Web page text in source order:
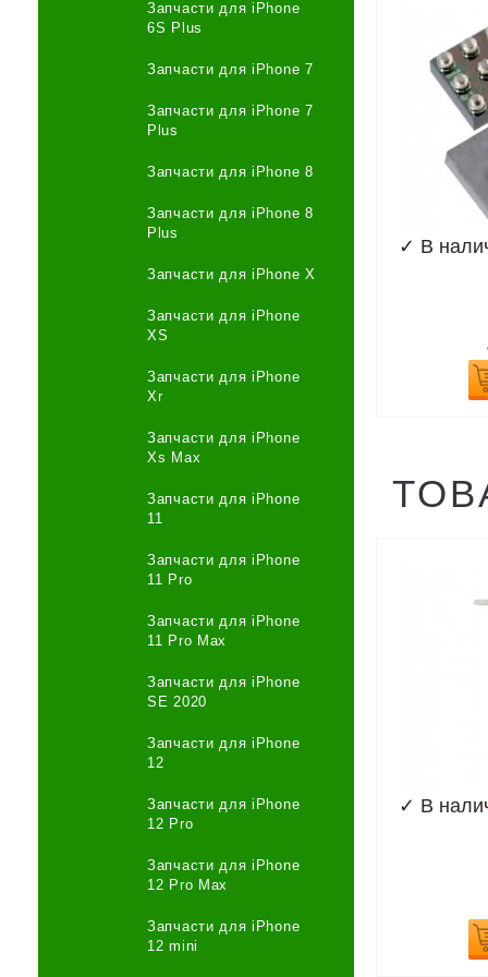
Запчасти для iPhone
6S Plus
Запчасти для iPhone 7
Запчасти для iPhone 7
Plus
Запчасти для iPhone 8
Запчасти для iPhone 8
Plus
Запчасти для iPhone X
Запчасти для iPhone
XS
Запчасти для iPhone
Xr
Запчасти для iPhone
Xs Max
Запчасти для iPhone
11
Запчасти для iPhone
11 Pro
Запчасти для iPhone
11 Pro Max
Запчасти для iPhone
SE 2020
Запчасти для iPhone
12
Запчасти для iPhone
12 Pro
Запчасти для iPhone
12 Pro Max
Запчасти для iPhone
12 mini
✓ В
✓ В